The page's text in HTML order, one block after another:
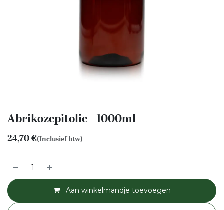
Abrikozepitolie - 1000ml
24,70€(Inclusief btw)
Aan winkelmandje toevoegen